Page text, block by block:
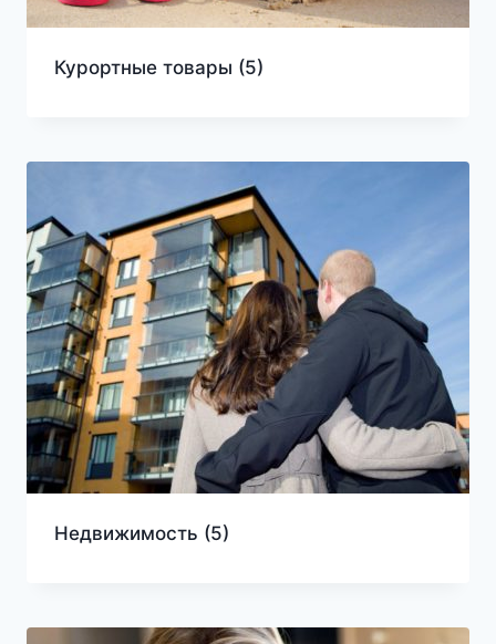
Курортные товары (5)
Недвижимость (5)